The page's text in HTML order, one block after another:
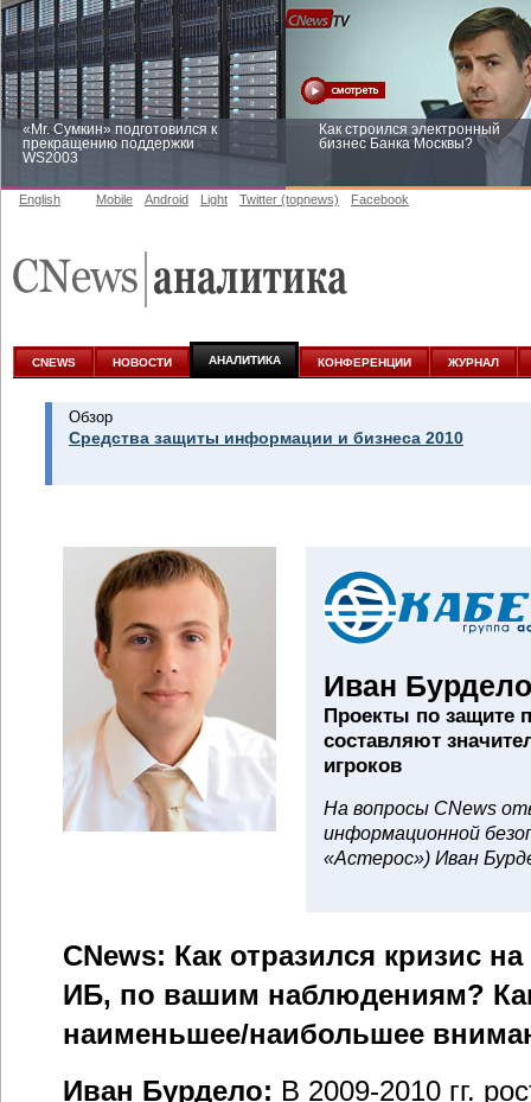
«Mr. Сумкин» подготовился к
прекращению поддержки
WS2003
Как строился электронный
бизнес Банка Москвы?
аналитике
English Mobile Android Light Twitter (topnews) Facebook
CNEWS НОВОСТИ АНАЛИТИКА КОНФЕРЕНЦИИ ЖУРНАЛ
Обзор
Средства защиты информации и бизнеса 2010
Иван
Проекты по защите
составляют
игроков
На вопросы CNews
информационной
«Астерос») Иван
CNews: Как отразился кризис
ИБ, по вашим наблюдениям?
наименьшее/наибольшее
Иван Бурдело: В 2009-2010 гг.